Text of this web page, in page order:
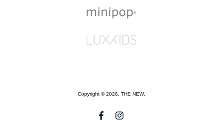
Copyright © 2026, THE NEW.